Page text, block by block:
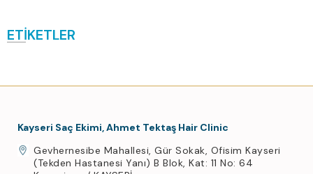
ETİKETLER
Kayseri Saç Ekimi, Ahmet Tektaş Hair Clinic
Gevhernesibe Mahallesi, Gür Sokak, Ofisim Kayseri
(Tekden Hastanesi Yanı) B Blok, Kat: 11 No: 64